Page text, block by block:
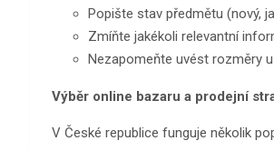
Popište stav předmětu (nový,
Zmíňte jakékoli relevantní
Nezapomeňte uvést rozměry
Výběr online bazaru a prodejní
V České republice funguje několik